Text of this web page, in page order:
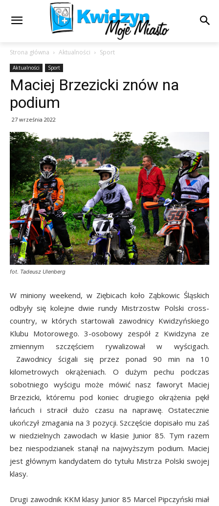
Strona główna Aktualności Sport
Aktualności Sport
Maciej Brzezicki znów na
podium
27 września 2022
fot. Tadeusz Ulenberg
W miniony weekend, w Ziębicach koło Ząbkowic Śląskich
odbyły się kolejne dwie rundy Mistrzostw Polski cross-
country, w których startowali zawodnicy Kwidzyńskiego
Klubu Motorowego. 3-osobowy zespół z Kwidzyna ze
zmiennym szczęściem rywalizował w wyścigach.
Zawodnicy ścigali się przez ponad 90 min na 10
kilometrowych okrążeniach. O dużym pechu podczas
sobotniego wyścigu może mówić nasz faworyt Maciej
Brzezicki, któremu pod koniec drugiego okrążenia pękł
łańcuch i stracił dużo czasu na naprawę. Ostatecznie
ukończył zmagania na 3 pozycji. Szczęście dopisało mu zaś
w niedzielnych zawodach w klasie Junior 85. Tym razem
bez niespodzianek stanął na najwyższym podium. Maciej
jest głównym kandydatem do tytułu Mistrza Polski swojej
klasy.
Drugi zawodnik KKM klasy Junior 85 Marcel Pipczyński miał